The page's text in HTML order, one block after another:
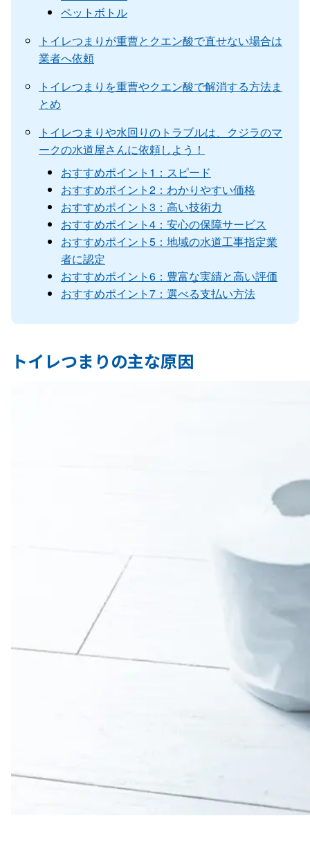
ペットボトル
トイレつまりが重曹とクエン酸で直せない場合は
業者へ依頼
トイレつまりを重曹やクエン酸で解消する方法ま
とめ
トイレつまりや水回りのトラブルは、クジラのマ
ークの水道屋さんに依頼しよう！
おすすめポイント1：スピード
おすすめポイント2：わかりやすい価格
おすすめポイント3：高い技術力
おすすめポイント4：安心の保障サービス
おすすめポイント5：地域の水道工事指定業
者に認定
おすすめポイント6：豊富な実績と高い評価
おすすめポイント7：選べる支払い方法
トイレつまりの主な原因